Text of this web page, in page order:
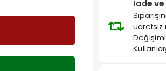
İade
ücretsiz